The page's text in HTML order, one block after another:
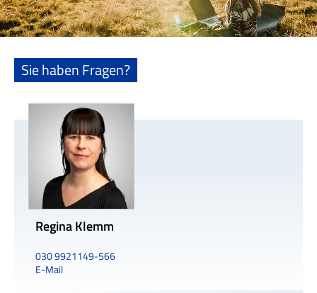
Sie haben Fragen?
Regina Klemm
030 9921149-566
E-Mail